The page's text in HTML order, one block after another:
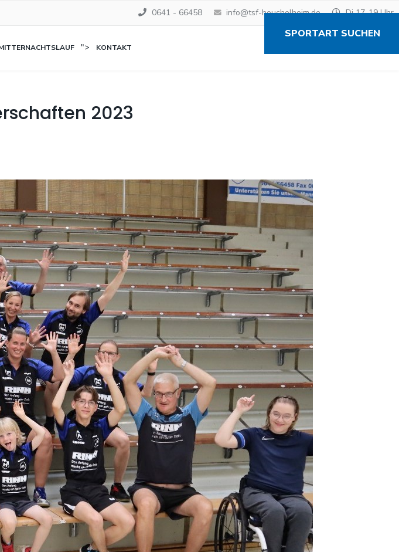
0641 - 66458 info@tsf-heuchelheim.de Di 17-19 Uhr
SPORTART SUCHEN
"> KONTAKT
2023